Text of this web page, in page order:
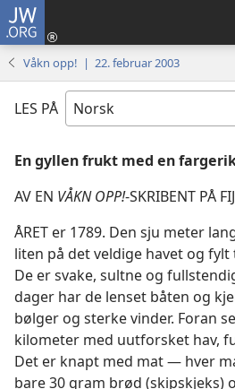
JW.ORG
Våkn opp! | 22. februar 2003
LES PÅ
En gyllen frukt med en
AV EN VÅKN OPP!-SKRIBENT PÅ
ÅRET er 1789. Den sju meter
liten på det veldige havet og
De er svake, sultne og
dager har de lenset båten og
bølger og sterke vinder. Foran
kilometer med uutforsket hav,
Det er knapt med mat — hver
bare 30 gram brød (skipskjeks)